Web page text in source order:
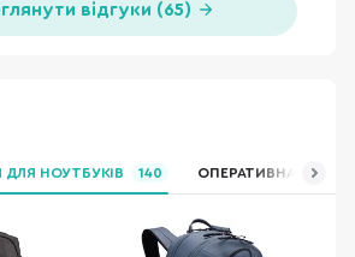
відгуки (65)
НОУТБУКІВ 140 ОПЕРАТИВНА